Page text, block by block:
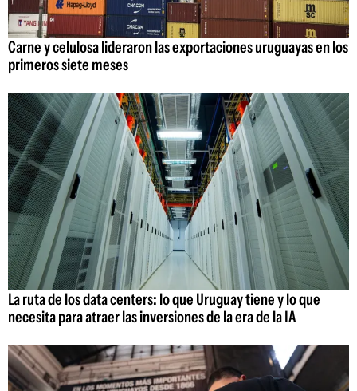
Carne y celulosa lideraron las exportaciones uruguayas en los
primeros siete meses
La ruta de los data centers: lo que Uruguay tiene y lo que
necesita para atraer las inversiones de la era de la IA